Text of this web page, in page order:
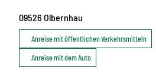
09526 Olbernhau
Anreise mit öffentlichen Verkehrsmitteln
Anreise mit dem Auto